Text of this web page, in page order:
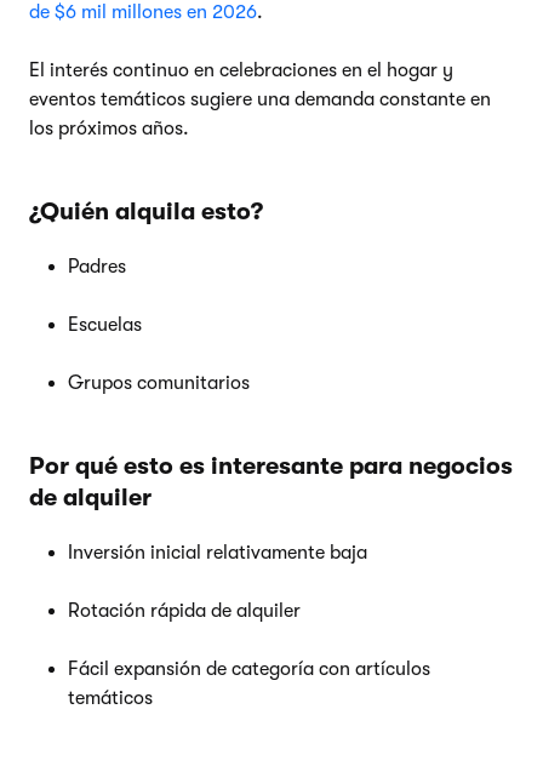
de $6 mil millones en 2026.
El interés continuo en celebraciones en el hogar y
eventos temáticos sugiere una demanda constante en
los próximos años.
¿Quién alquila esto?
Padres
Escuelas
Grupos comunitarios
Por qué esto es interesante para negocios
de alquiler
Inversión inicial relativamente baja
Rotación rápida de alquiler
Fácil expansión de categoría con artículos
temáticos